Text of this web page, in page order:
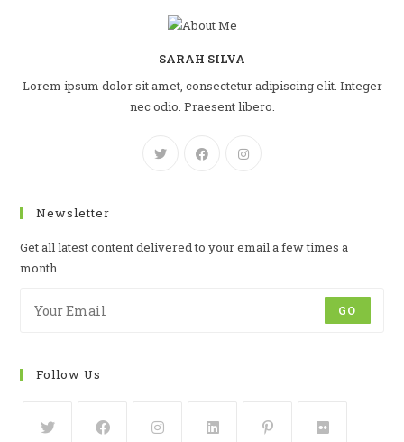
SARAH SILVA
Lorem ipsum dolor sit amet, consectetur adipiscing elit. Integer
nec odio. Praesent libero.
Newsletter
Get all latest content delivered to your email a few times a
month.
GO
Follow Us